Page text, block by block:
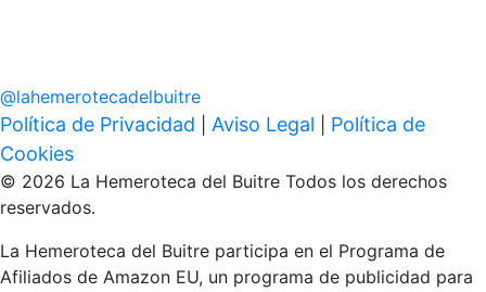
@lahemerotecadelbuitre
Política de Privacidad Aviso Legal
Política de
Cookies
© 2026 La Hemeroteca del Buitre Todos los derechos
reservados.
La Hemeroteca del Buitre participa en el Programa de
Afiliados de Amazon EU, un programa de publicidad para